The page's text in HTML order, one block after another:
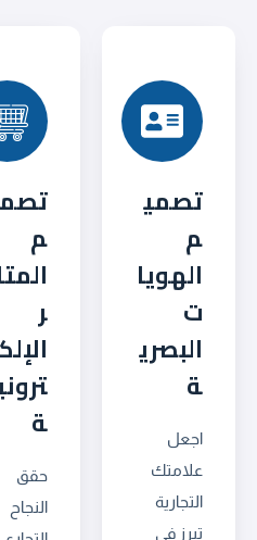
تصمي
م
الهويا
ت
البصري
ة
اجعل
علامتك
التجارية
تبرز في
م
ر
ة
حقق
النجاح